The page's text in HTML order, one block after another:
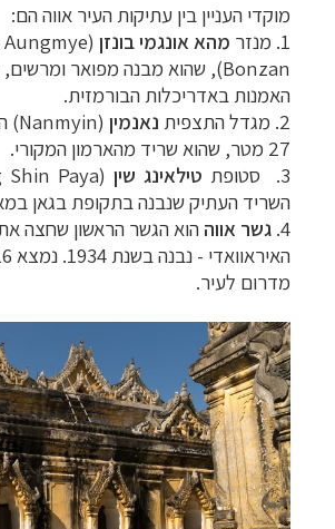
מוקדי העניין בין עתיקות העיר אווה הם:
1. מנזר מהא אונגמי בונזן (
Aungmye
Bonzan
), שהוא מבנה מפואר
האמנות באדריכלות הבורמזית.
2. מגדלהתצפית נאנמין (Nanmyin) המ
27 מטר, שהוא שריד מהארמון המקורי.
3.
סטופת טילאינג שין Paya)
השריד העתיק שנבנה בתקופת בגאן
4. גשר אווה הוא הגשר הראשון שחצה
האיראוואדי - נבנה בשנת 1934. נמצא 16 קילומטר
מדרום לעיר.